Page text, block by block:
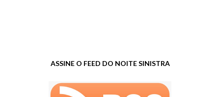
ASSINE O FEED DO NOITE SINISTRA